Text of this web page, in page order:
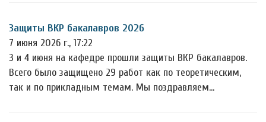
Защиты ВКР бакалавров 2026
7 июня 2026 г., 17:22
3 и 4 июня на кафедре прошли защиты ВКР бакалавров.
Всего было защищено 29 работ как по теоретическим,
так и по прикладным темам. Мы поздравляем…